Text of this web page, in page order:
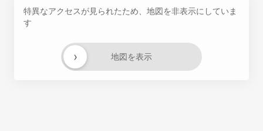
特異なアクセスが見られたため、地図を非表示にしていま
す
地図を表示
›